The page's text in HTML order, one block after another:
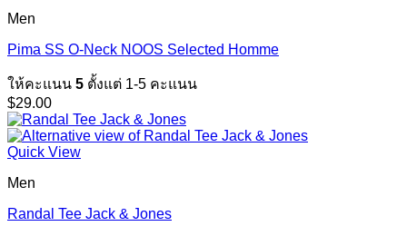
Men
Pima SS O-Neck NOOS Selected Homme
ให้คะแนน 5 ตั้งแต่ 1-5 คะแนน
$29.00
Quick View
Men
Randal Tee Jack & Jones